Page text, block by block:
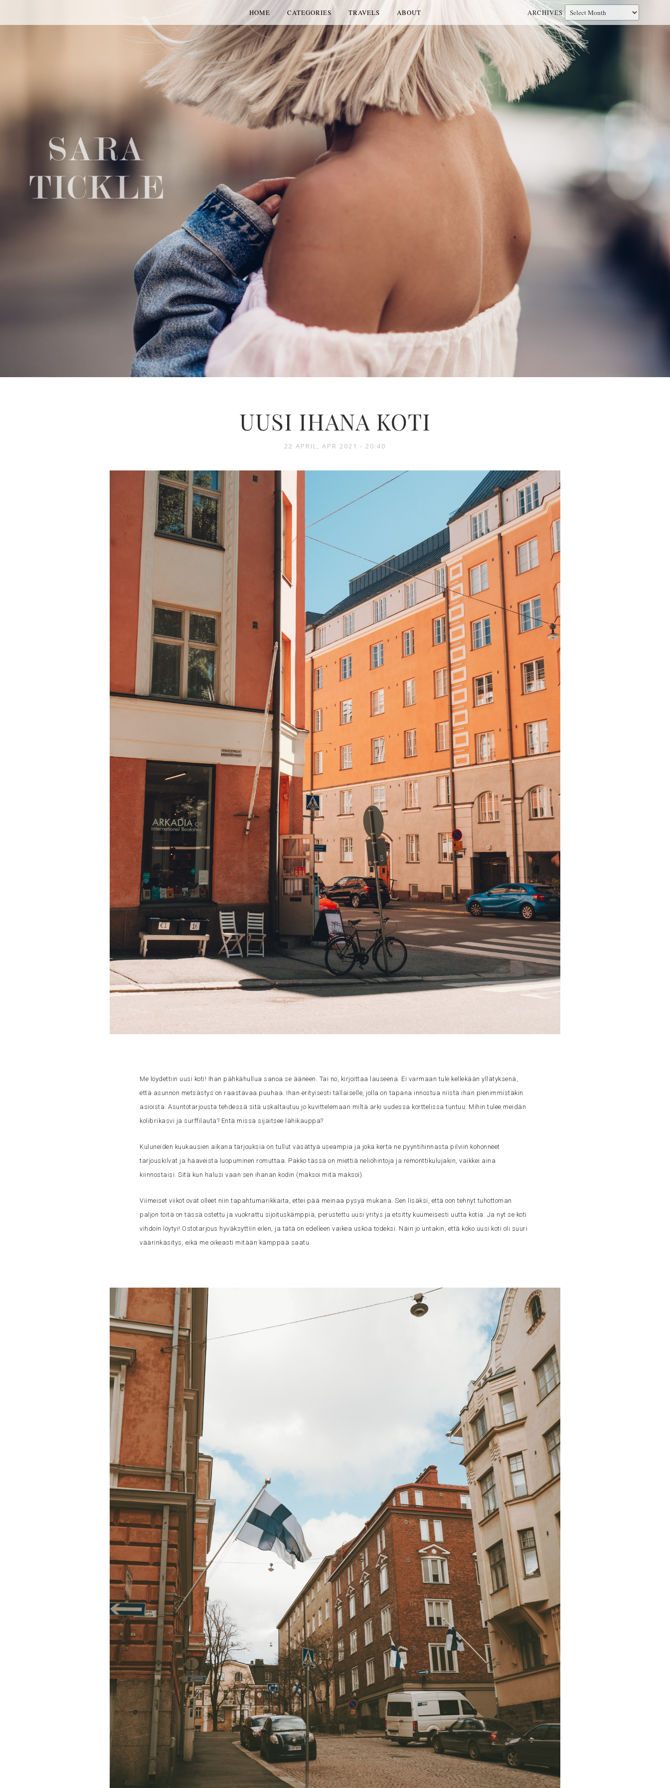
ARCHIVES
HOME CATEGORIES TRAVELS ABOUT
UUSI IHANA KOTI
22 APRIL, APR 2021 - 20:40
Me löydettiin uusi koti! Ihan pähkähullua sanoa se ääneen. Tai no, kirjoittaa lauseena. Ei varmaan tule kellekään yllätyksenä,
että asunnon metsästys on raastavaa puuhaa. Ihan erityisesti tällaiselle, jolla on tapana innostua niistä ihan pienimmistäkin
asioista. Asuntotarjousta tehdessä sitä uskaltautuu jo kuvittelemaan miltä arki uudessa korttelissa tuntuu. Mihin tulee meidän
kolibrikasvi ja surffilauta? Entä missä sijaitsee lähikauppa?
Kuluneiden kuukausien aikana tarjouksia on tullut väsättyä useampia ja joka kerta ne pyyntihinnasta pilviin kohonneet
tarjouskilvat ja haaveista luopuminen romuttaa. Pakko tässä on miettiä neliöhintoja ja remonttikulujakin, vaikkei aina
kiinnostaisi. Sitä kun halusi vaan sen ihanan kodin (maksoi mitä maksoi).
Viimeiset viikot ovat olleet niin tapahtumarikkaita, ettei pää meinaa pysyä mukana. Sen lisäksi, että oon tehnyt tuhottoman
paljon töitä on tässä ostettu ja vuokrattu sijoituskämppiä, perustettu uusi yritys ja etsitty kuumeisesti uutta kotia. Ja nyt se koti
vihdoin löytyi! Ostotarjous hyväksyttiin eilen, ja tätä on edelleen vaikea uskoa todeksi. Näin jo untakin, että koko uusi koti oli suuri
väärinkäsitys, eikä me oikeasti mitään kämppää saatu.